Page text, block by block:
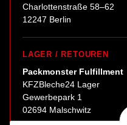
Charlottenstraße 58–62
12247 Berlin
LAGER / RETOUREN
Packmonster Fulfillment
KFZBleche24 Lager
Gewerbepark 1
02694 Malschwitz